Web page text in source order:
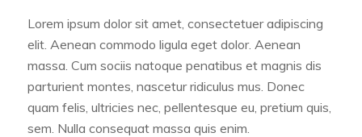
Lorem ipsum dolor sit amet, consectetuer adipiscing
elit. Aenean commodo ligula eget dolor. Aenean
massa. Cum sociis natoque penatibus et magnis dis
parturient montes, nascetur ridiculus mus. Donec
quam felis, ultricies nec, pellentesque eu, pretium quis,
sem. Nulla consequat massa quis enim.